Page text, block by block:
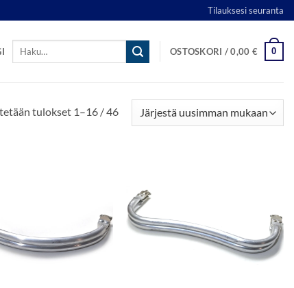
Tilauksesi seuranta
Etsi:
OSTOSKORI /0,00 € 0
tulokset 1–16 / 46Sorted